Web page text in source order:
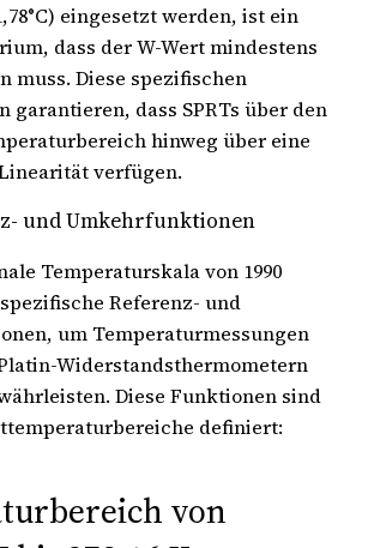
eingesetzt werden, ist ein
dass der W-Wert mindestens
muss. Diese spezifischen
garantieren, dass SPRTs über den
hinweg über eine
verfügen.
und Umkehrfunktionen
Temperaturskala von 1990
Referenz- und
um Temperaturmessungen
Widerstandsthermometern
Diese Funktionen sind
definiert:
von